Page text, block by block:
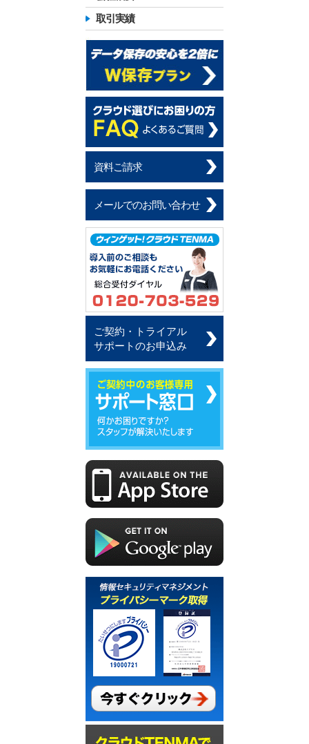
取引実績
資料ご請求
メールでのお問い合わせ
ご契約・トライアル
サポートのお申込み